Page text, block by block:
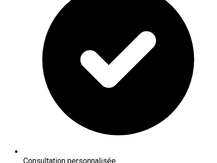
Consultation personnalisée